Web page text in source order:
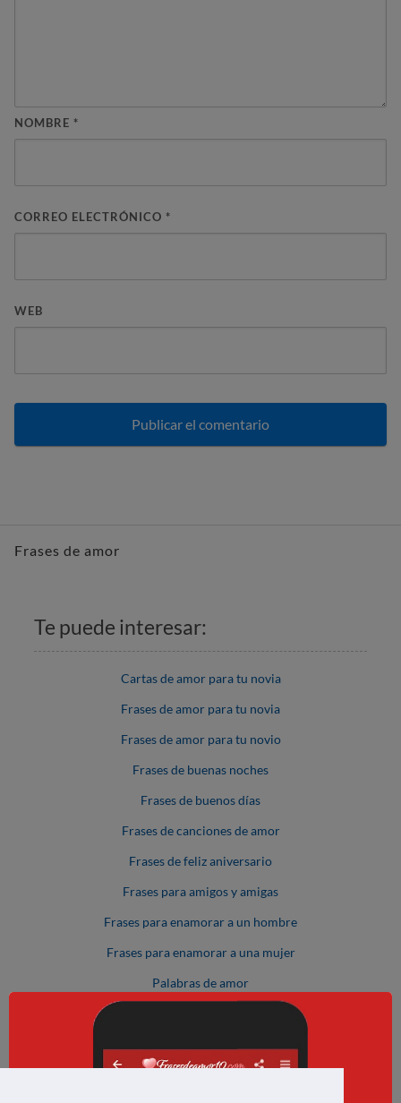
NOMBRE *
CORREO ELECTRÓNICO *
WEB
Frases de amor
Te puede interesar:
Cartas de amor para tu novia
Frases de amor para tu novia
Frases de amor para tu novio
Frases de buenas noches
Frases de buenos días
Frases de canciones de amor
Frases de feliz aniversario
Frases para amigos y amigas
Frases para enamorar a un hombre
Frases para enamorar a una mujer
Palabras de amor
Descarga nuestra aplicación